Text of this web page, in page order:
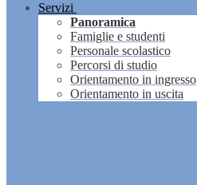
Servizi
Panoramica
Famiglie e studenti
Personale scolastico
Percorsi di studio
Orientamento in ingresso
Orientamento in uscita